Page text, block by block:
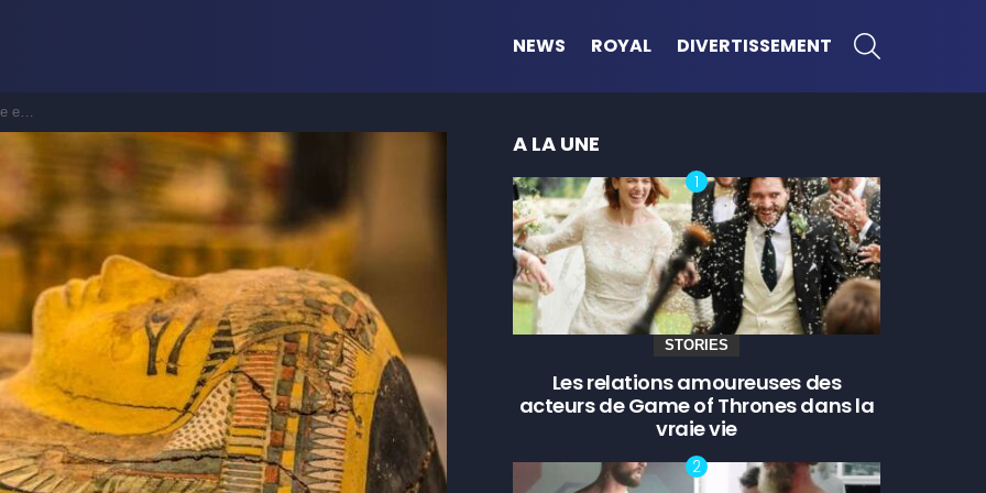
NEWS ROYAL DIVERTISSEMENT
fouilles
A LA UNE
STORIES
Les relations amoureuses des
acteurs de Game of Thrones dans la
vraie vie